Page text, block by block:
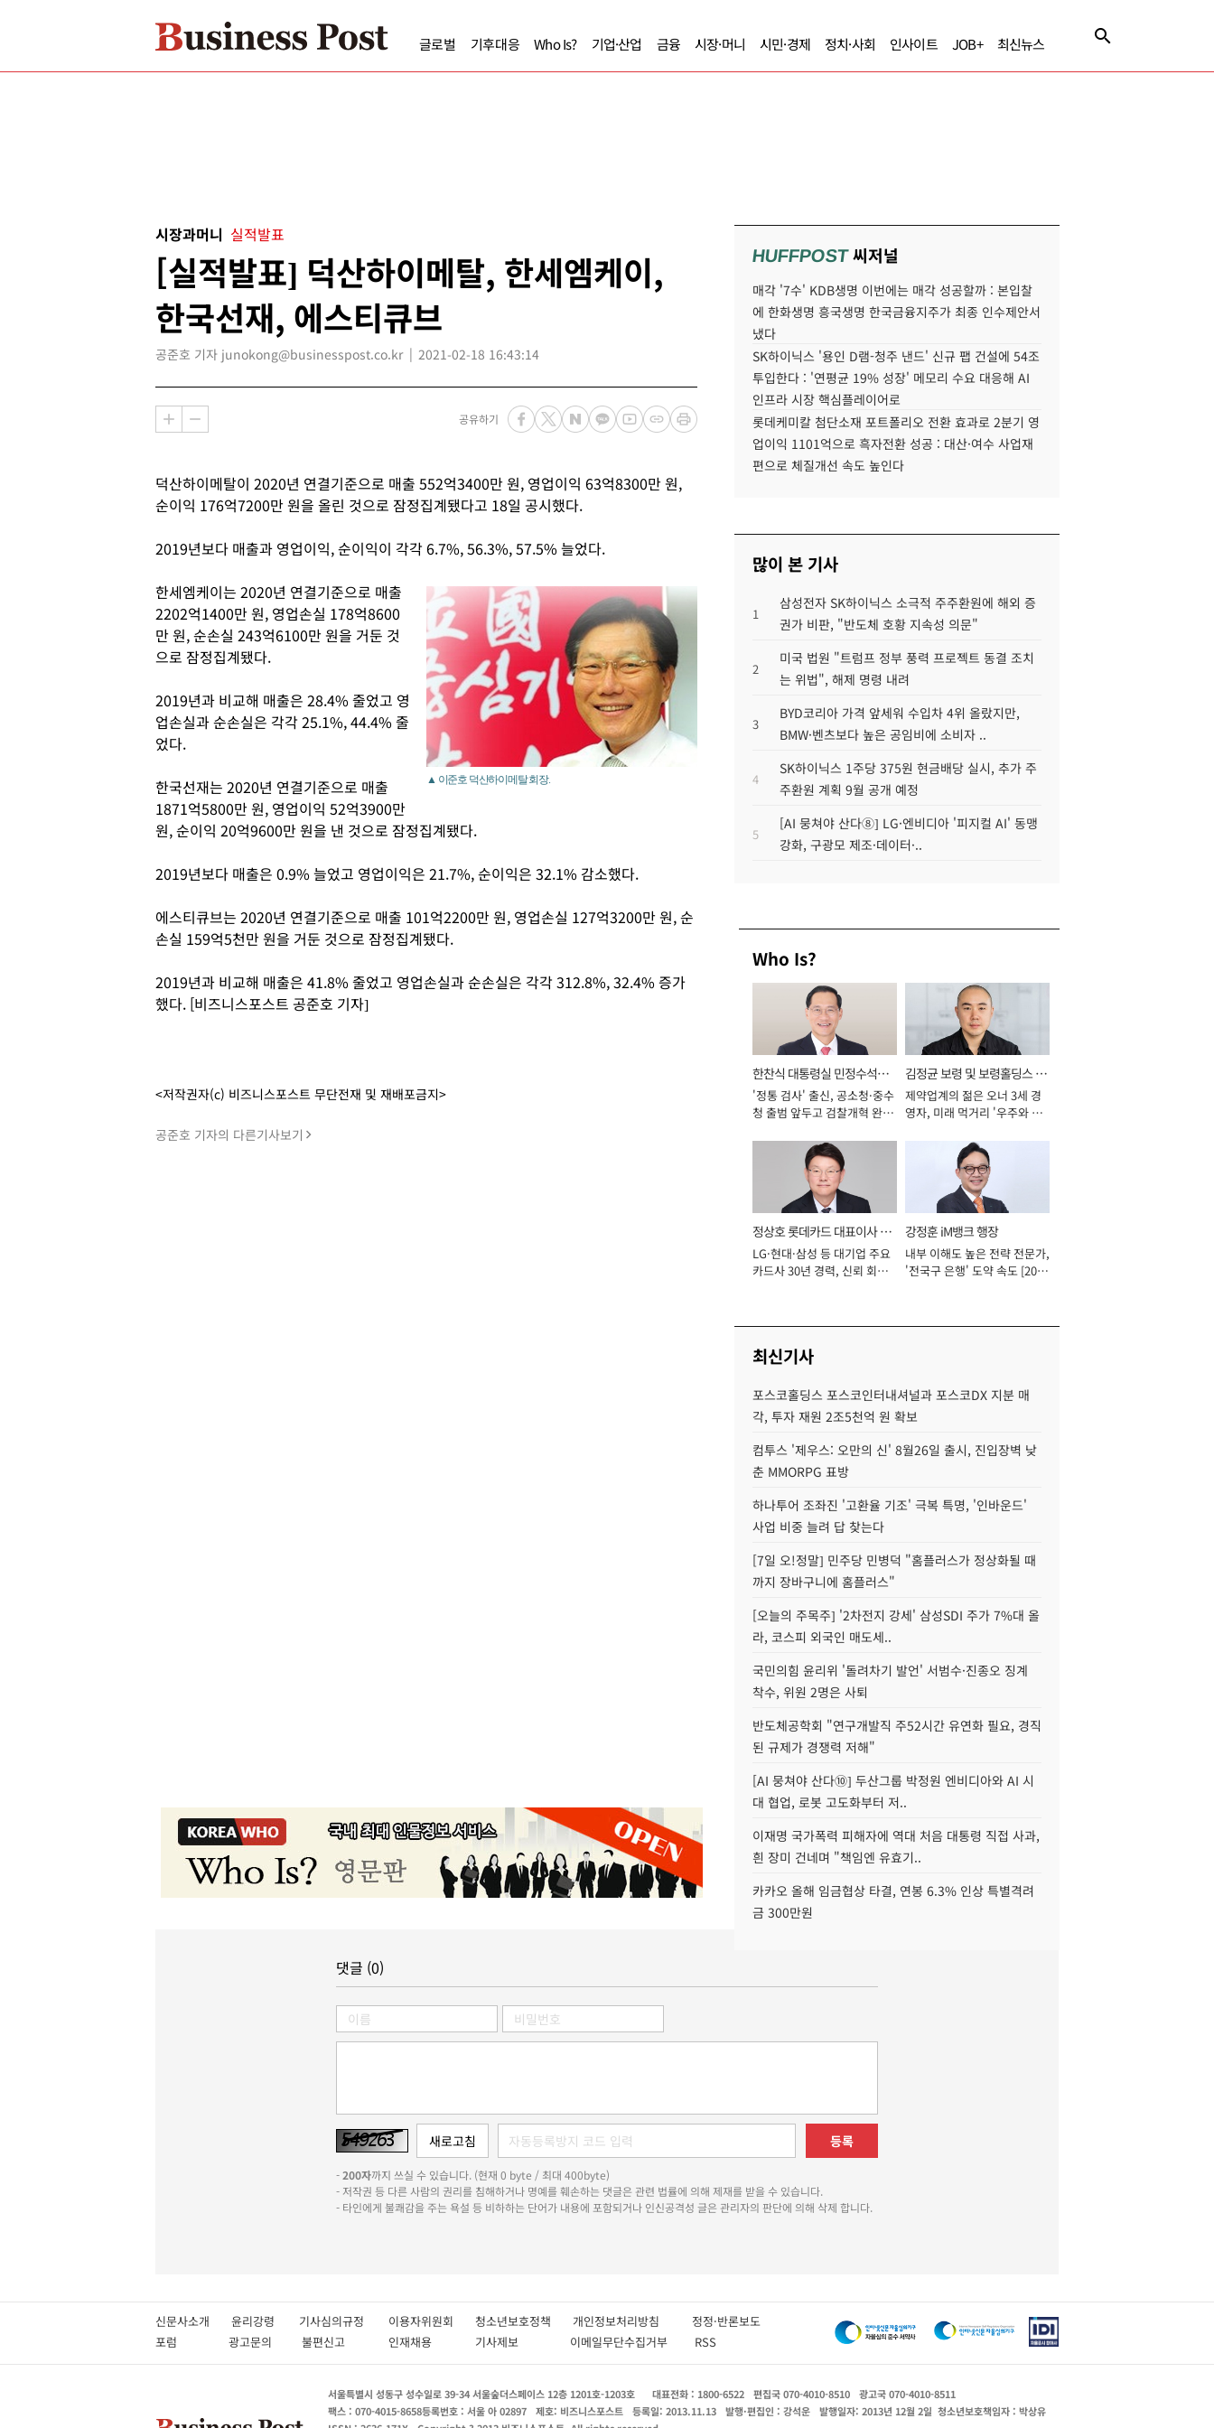
글로벌 기후대응 Who Is? 기업·산업 금융 시장·머니 시민·경제 정치·사회 인사이트 JOB+ 최신뉴스
시장과머니 실적발표
[실적발표] 덕산하이메탈, 한세엠케이,
한국선재, 에스티큐브
공준호 기자 junokong@businesspost.co.kr 2021-02-18 16:43:14
공유하기
덕산하이메탈이 2020년 연결기준으로 매출 552억3400만 원, 영업이익 63억8300만 원,
순이익 176억7200만 원을 올린 것으로 잠정집계됐다고 18일 공시했다.
2019년보다 매출과 영업이익, 순이익이 각각 6.7%, 56.3%, 57.5% 늘었다.
▲ 이준호 덕산하이메탈 회장.
한세엠케이는 2020년 연결기준으로 매출
2202억1400만 원, 영업손실 178억8600
만 원, 순손실 243억6100만 원을 거둔 것
으로 잠정집계됐다.
2019년과 비교해 매출은 28.4% 줄었고 영
업손실과 순손실은 각각 25.1%, 44.4% 줄
었다.
한국선재는 2020년 연결기준으로 매출
1871억5800만 원, 영업이익 52억3900만
원, 순이익 20억9600만 원을 낸 것으로 잠정집계됐다.
2019년보다 매출은 0.9% 늘었고 영업이익은 21.7%, 순이익은 32.1% 감소했다.
에스티큐브는 2020년 연결기준으로 매출 101억2200만 원, 영업손실 127억3200만 원, 순
손실 159억5천만 원을 거둔 것으로 잠정집계됐다.
2019년과 비교해 매출은 41.8% 줄었고 영업손실과 순손실은 각각 312.8%, 32.4% 증가
했다. [비즈니스포스트 공준호 기자]
<저작권자(c) 비즈니스포스트 무단전재 및 재배포금지>
공준호 기자의 다른기사보기
HUFFPOST씨저널
매각 '7수' KDB생명 이번에는 매각 성공할까 : 본입찰
에 한화생명 흥국생명 한국금융지주가 최종 인수제안서
냈다
SK하이닉스 '용인 D램-청주 낸드' 신규 팹 건설에 54조
투입한다 : '연평균 19% 성장' 메모리 수요 대응해 AI
인프라 시장 핵심플레이어로
롯데케미칼 첨단소재 포트폴리오 전환 효과로 2분기 영
업이익 1101억으로 흑자전환 성공 : 대산·여수 사업재
편으로 체질개선 속도 높인다
많이 본 기사
1
삼성전자 SK하이닉스 소극적 주주환원에 해외 증
권가 비판, "반도체 호황 지속성 의문"
2
미국 법원 "트럼프 정부 풍력 프로젝트 동결 조치
는 위법", 해제 명령 내려
3
BYD코리아 가격 앞세워 수입차 4위 올랐지만,
BMW·벤츠보다 높은 공임비에 소비자 ..
4
SK하이닉스 1주당 375원 현금배당 실시, 추가 주
주환원 계획 9월 공개 예정
5
[AI 뭉쳐야 산다⑧] LG·엔비디아 '피지컬 AI' 동맹
강화, 구광모 제조·데이터·..
Who Is?
한찬식 대통령실 민정수석비
서관
'정통 검사' 출신, 공소청·중수
청 출범 앞두고 검찰개혁 완수
김정균 보령 및 보령홀딩스 대
표이사 사장
제약업계의 젊은 오너 3세 경
영자, 미래 먹거리 '우주와 헬
정상호 롯데카드 대표이사 사
장
LG·현대·삼성 등 대기업 주요
카드사 30년 경력, 신뢰 회복
강정훈 iM뱅크 행장
내부 이해도 높은 전략 전문가,
'전국구 은행' 도약 속도 [2026
최신기사
포스코홀딩스 포스코인터내셔널과 포스코DX 지분 매
각, 투자 재원 2조5천억 원 확보
컴투스 '제우스: 오만의 신' 8월26일 출시, 진입장벽 낮
춘 MMORPG 표방
하나투어 조좌진 '고환율 기조' 극복 특명, '인바운드'
사업 비중 늘려 답 찾는다
[7일 오!정말] 민주당 민병덕 "홈플러스가 정상화될 때
까지 장바구니에 홈플러스"
[오늘의 주목주] '2차전지 강세' 삼성SDI 주가 7%대 올
라, 코스피 외국인 매도세..
국민의힘 윤리위 '돌려차기 발언' 서범수·진종오 징계
착수, 위원 2명은 사퇴
반도체공학회 "연구개발직 주52시간 유연화 필요, 경직
된 규제가 경쟁력 저해"
[AI 뭉쳐야 산다⑩] 두산그룹 박정원 엔비디아와 AI 시
대 협업, 로봇 고도화부터 저..
이재명 국가폭력 피해자에 역대 처음 대통령 직접 사과,
흰 장미 건네며 "책임엔 유효기..
카카오 올해 임금협상 타결, 연봉 6.3% 인상 특별격려
금 300만원
댓글 (0)
등록
-200자까지 쓰실 수 있습니다. (현재 0 byte / 최대 400byte)
- 저작권 등 다른 사람의 권리를 침해하거나 명예를 훼손하는 댓글은 관련 법률에 의해 제재를 받을 수 있습니다.
- 타인에게 불쾌감을 주는 욕설 등 비하하는 단어가 내용에 포함되거나 인신공격성 글은 관리자의 판단에 의해 삭제 합니다.
신문사소개 윤리강령 기사심의규정 이용자위원회 청소년보호정책 개인정보처리방침 정정·반론보도
포럼
광고문의 불편신고 인재채용 기사제보 이메일무단수집거부 RSS
서울특별시 성동구 성수일로 39-34 서울숲더스페이스 12층 1201호-1203호 대표전화 : 1800-6522 편집국 070-4010-8510
광고국 070-4010-8511
팩스 : 070-4015-8658등록번호 : 서울 아 02897 제호: 비즈니스포스트 등록일: 2013.11.13 발행·편집인 : 강석운 발행일자: 2013년 12월 2일 청소년보호책임자 : 박상유